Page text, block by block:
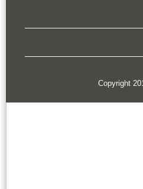
Copyright